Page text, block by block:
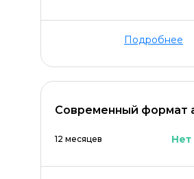
Подробнее
Современный формат
12 месяцев Нет